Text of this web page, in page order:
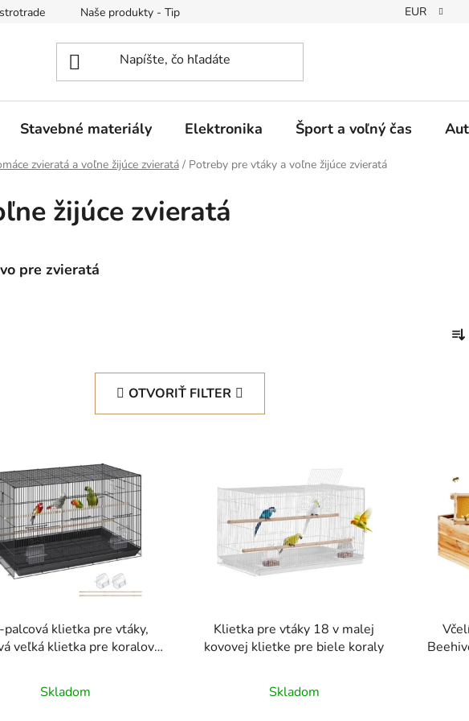
Naše produkty - Tipy a triky Moja
EUR
Stavebné materiály Elektronika Šport a voľný čas
zvieratá a voľne žijúce zvieratá / Potreby pre vtáky a voľne žijúce zvieratá
žijúce zvieratá
pre zvieratá
a
r
o
d
u
k
v
OTVORIŤ FILTER
klietka pre vtáky,
veľká klietka pre koralové
klietka pre domáce
s pojazdným stojanom a
Skladom
Klietka pre vtáky 18 v malej
kovovej klietke pre biele koraly
Skladom